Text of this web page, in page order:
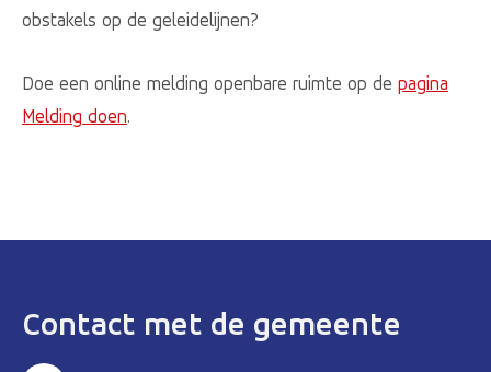
obstakels op de geleidelijnen?
Doe een online melding openbare ruimte op de pagina
Melding doen.
Contact met de gemeente